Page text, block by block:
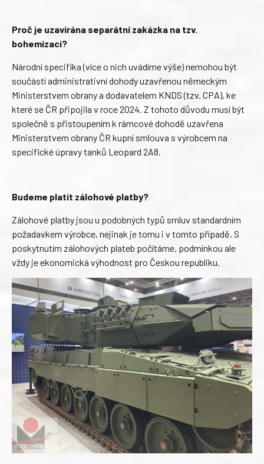
Proč je uzavírána separátní zakázka na tzv.
bohemizaci?
Národní specifika (více o nich uvádíme výše) nemohou být
součástí administrativní dohody uzavřenou německým
Ministerstvem obrany a dodavatelem KNDS (tzv. CPA), ke
které se ČR připojila v roce 2024. Z tohoto důvodu musí být
společně s přistoupením k rámcové dohodě uzavřena
Ministerstvem obrany ČR kupní smlouva s výrobcem na
specifické úpravy tanků Leopard 2A8.
Budeme platit zálohové platby?
Zálohové platby jsou u podobných typů smluv standardním
požadavkem výrobce, nejinak je tomu i v tomto případě. S
poskytnutím zálohových plateb počítáme, podmínkou ale
vždy je ekonomická výhodnost pro Českou republiku.